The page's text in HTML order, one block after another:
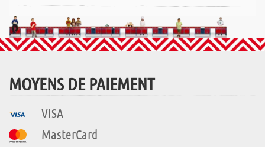
MOYENS DE PAIEMENT
VISA
MasterCard